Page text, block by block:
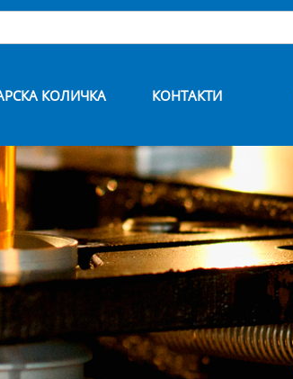
КОЛИЧКА КОНТАКТИ